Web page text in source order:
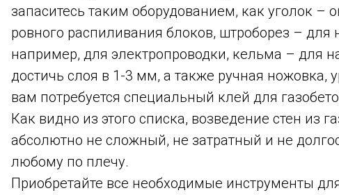
запаситесь таким оборудованием, как уголок –
ровного распиливания блоков, штроборез – для
например, для электропроводки, кельма – для
достичь слоя в 1-3 мм, а также ручная ножовка,
вам потребуется специальный клей для
Как видно из этого списка, возведение стен из
абсолютно не сложный, не затратный и не
любому по плечу.
Приобретайте все необходимые инструменты